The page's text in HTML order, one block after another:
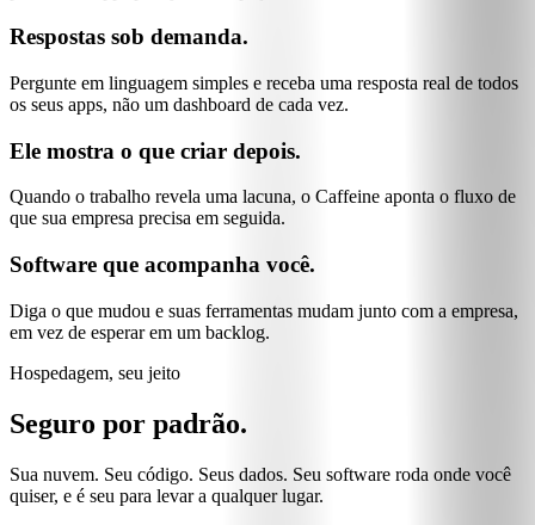
Respostas sob demanda.
Pergunte em linguagem simples e receba uma resposta real de todos
os seus apps, não um dashboard de cada vez.
Ele mostra o que criar depois.
Quando o trabalho revela uma lacuna, o Caffeine aponta o fluxo de
que sua empresa precisa em seguida.
Software que acompanha você.
Diga o que mudou e suas ferramentas mudam junto com a empresa,
em vez de esperar em um backlog.
Hospedagem, seu jeito
Seguro por padrão.
Sua nuvem. Seu código. Seus dados. Seu software roda onde você
quiser, e é seu para levar a qualquer lugar.